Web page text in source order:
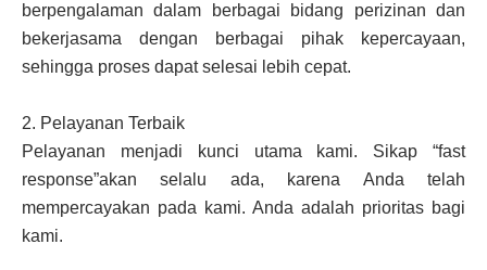
berpengalaman dalam berbagai bidang perizinan dan
bekerjasama dengan berbagai pihak kepercayaan,
sehingga proses dapat selesai lebih cepat.
2. Pelayanan Terbaik
Pelayanan menjadi kunci utama kami. Sikap “fast
response”akan selalu ada, karena Anda telah
mempercayakan pada kami. Anda adalah prioritas bagi
kami.